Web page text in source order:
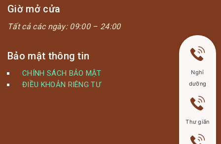
Giờ mở cửa
Tất cả các ngày: 09:00 – 24:00
Bảo mật thông tin
CHÍNH SÁCH BẢO MẬT
ĐIỀU KHOẢN RIÊNG TƯ
Nghỉ
dưỡng
Thư giãn